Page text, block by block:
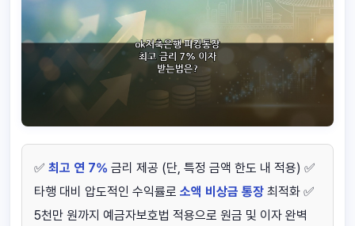
✅ 최고 연 7% 금리 제공 (단, 특정 금액 한도 내 적용) ✅
타행 대비 압도적인 수익률로 소액 비상금 통장 최적화 ✅
5천만 원까지 예금자보호법 적용으로 원금 및 이자 완벽